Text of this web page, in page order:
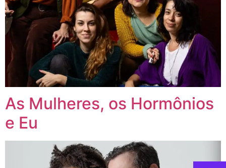
As Mulheres, os Hormônios
e Eu